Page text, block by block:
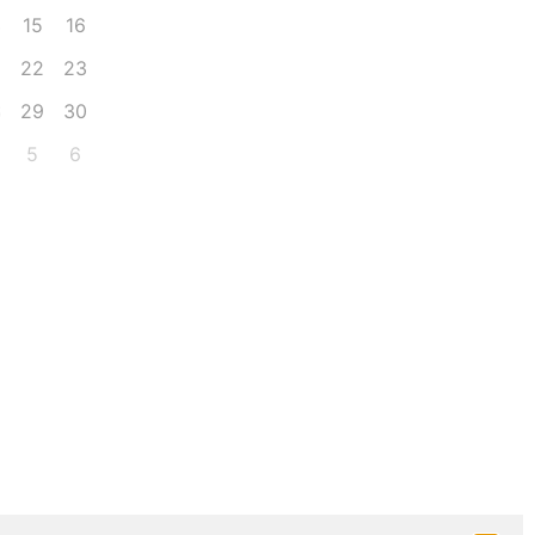
15
16
22
23
29
30
5 6